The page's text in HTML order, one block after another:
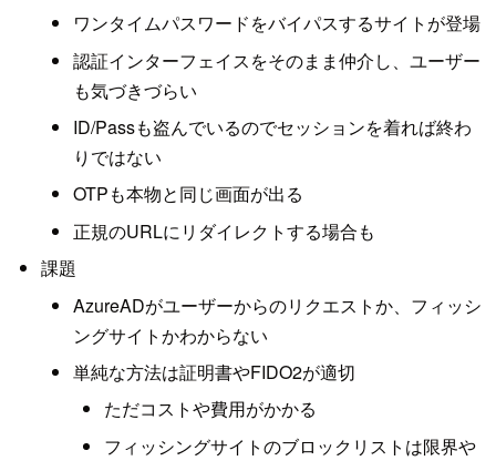
ワンタイムパスワードをバイパスするサイトが登場
認証インターフェイスをそのまま仲介し、ユーザー
も気づきづらい
ID/Passも盗んでいるのでセッションを着れば終わ
りではない
OTPも本物と同じ画面が出る
正規のURLにリダイレクトする場合も
課題
AzureADがユーザーからのリクエストか、フィッシ
ングサイトかわからない
単純な方法は証明書やFIDO2が適切
ただコストや費用がかかる
フィッシングサイトのブロックリストは限界や